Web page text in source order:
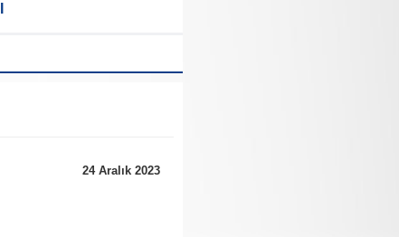
24 Aralık 2023